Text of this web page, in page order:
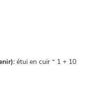
étui en cuir * 1 + 10